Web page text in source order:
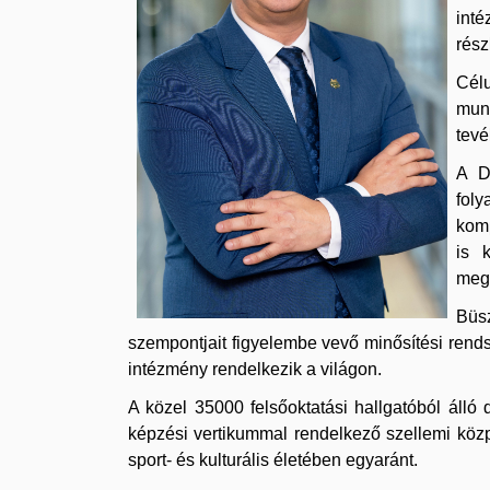
A
is
szempontjait figyelembe vevő minősítési
intézmény rendelkezik a világon.
A közel 35000 felsőoktatási hallgatóból álló
képzési vertikummal rendelkező szellemi
sport- és kulturális életében egyaránt.